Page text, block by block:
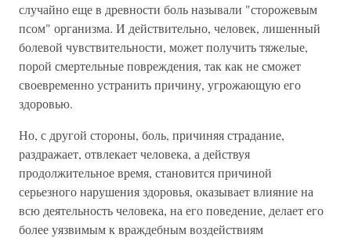
случайно еще в древности боль называли "сторожевым
псом" организма. И действительно, человек, лишенный
болевой чувствительности, может получить тяжелые,
порой смертельные повреждения, так как не сможет
своевременно устранить причину, угрожающую его
здоровью.
Но, с другой стороны, боль, причиняя страдание,
раздражает, отвлекает человека, а действуя
продолжительное время, становится причиной
серьезного нарушения здоровья, оказывает влияние на
всю деятельность человека, на его поведение, делает его
более уязвимым к враждебным воздействиям